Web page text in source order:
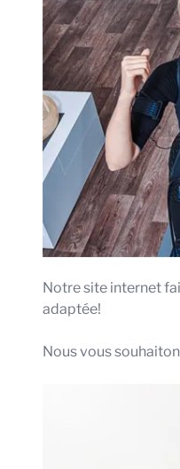
Notre site internet
adaptée!
Nous vous